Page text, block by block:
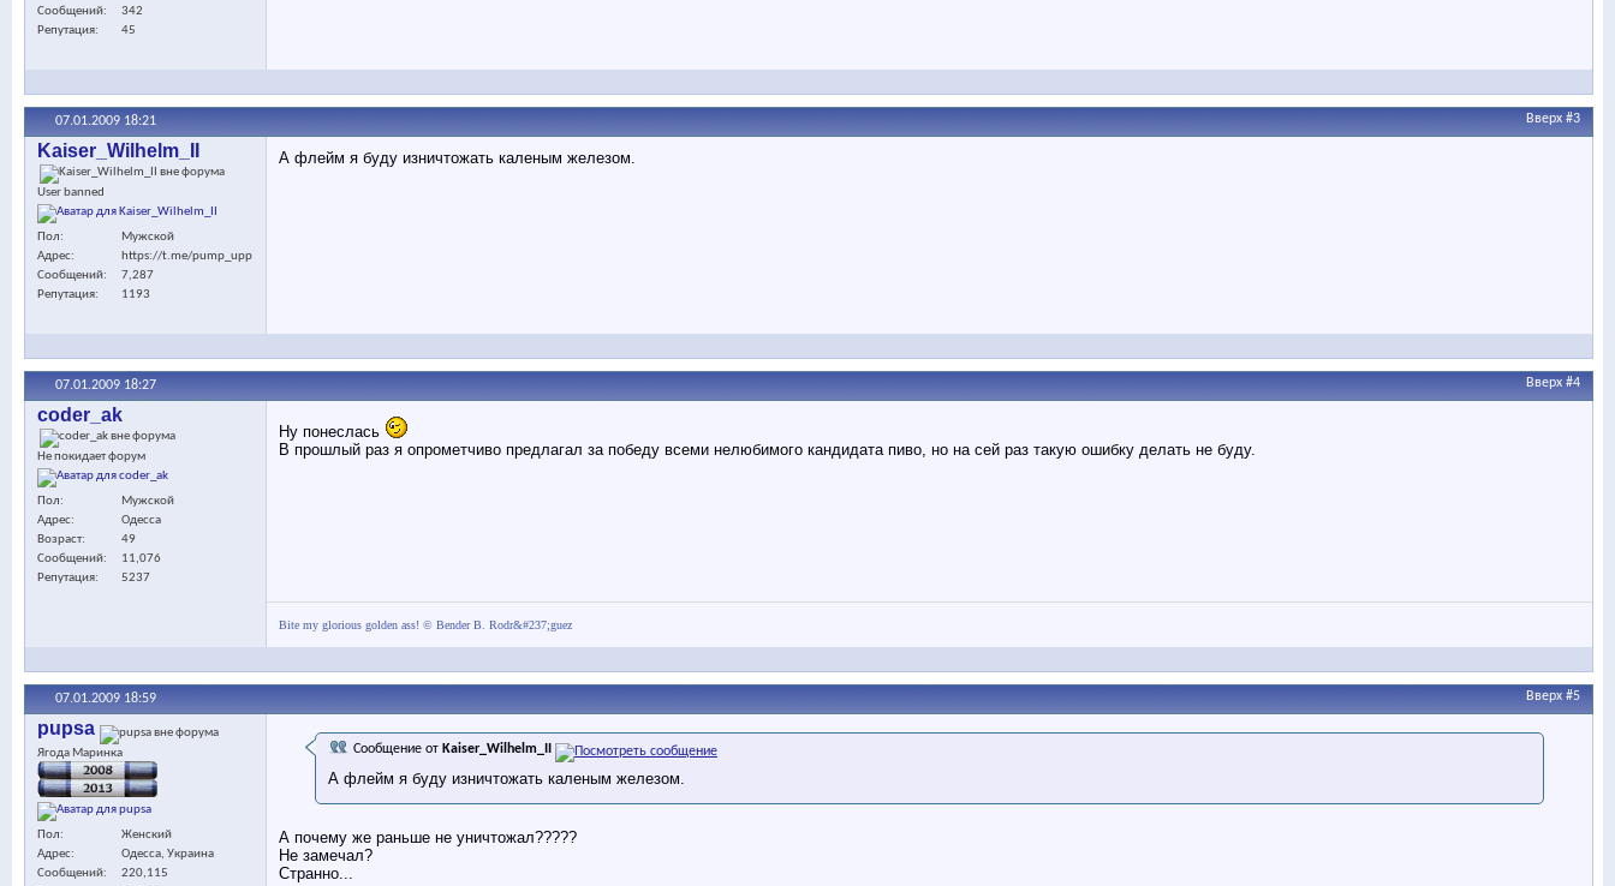
Сообщений
342
Репутация
45
07.01.2009 18:21 Вверх #3
Kaiser_Wilhelm_II
User banned
Пол
Мужской
Адрес
https://t.me/pump_upp
Сообщений
7,287
Репутация
1193
А флейм я буду изничтожать каленым железом.
07.01.2009 18:27 Вверх #4
coder_ak
Не покидает форум
Пол
Мужской
Адрес
Одесса
Возраст
49
Сообщений
11,076
Репутация
5237
Ну понеслась
В прошлый раз я опрометчиво предлагал за победу всеми нелюбимого кандидата пиво, но на сей раз такую ошибку делать не буду.
Bite my glorious golden ass! © Bender B. Rodr&#237;guez
07.01.2009 18:59 Вверх #5
pupsa
Ягода Маринка
Пол
Женский
Адрес
Одесса, Украина
Сообщений
220,115
Сообщение от Kaiser_Wilhelm_II
А флейм я буду изничтожать каленым железом.
А почему же раньше не уничтожал?????
Не замечал?
Странно...